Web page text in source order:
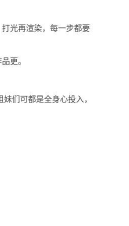
光再渲染，每一步都要
更。
们可都是全身心投入，